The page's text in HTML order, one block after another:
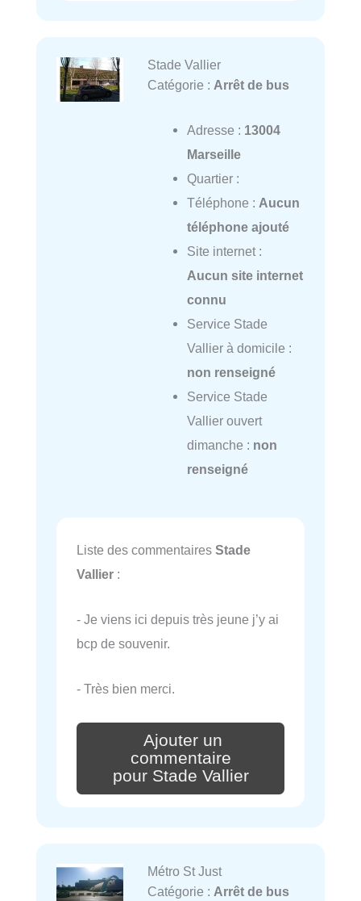
Stade Vallier
Catégorie : Arrêt de bus
Adresse : 13004
Marseille
Quartier :
Téléphone : Aucun
téléphone ajouté
Site internet :
Aucun site internet
connu
Service Stade
Vallier à domicile :
non renseigné
Service Stade
Vallier ouvert
dimanche : non
renseigné
Liste des commentaires Stade
Vallier :
- Je viens ici depuis très jeune j’y ai
bcp de souvenir.
- Très bien merci.
Ajouter un
commentaire
pour Stade Vallier
Métro St Just
Catégorie : Arrêt de bus